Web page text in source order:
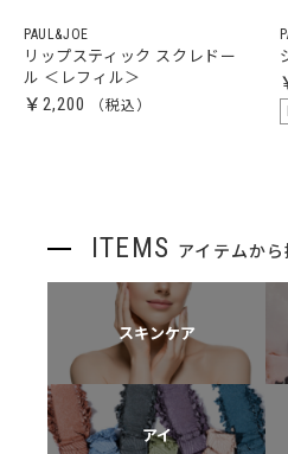
PAUL&JOE
リップスティック スクレドー
ル ＜レフィル＞
￥2,200
ITEMS アイテムから
スキンケア
アイ